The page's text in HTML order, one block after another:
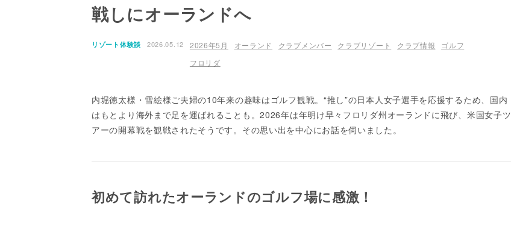
戦しにオーランドへ
リゾート体験談 2026.05.12 2026年5月 オーランド クラブメンバー クラブリゾート クラブ情報
ゴルフ
フロリダ
内堀徳太様・雪絵様ご夫婦の10年来の趣味はゴルフ観戦。“推し”の日本人女子選手を応援するため、国内
はもとより海外まで足を運ばれることも。2026年は年明け早々フロリダ州オーランドに飛び、米国女子ツ
アーの開幕戦を観戦されたそうです。その思い出を中心にお話を伺いました。
初めて訪れたオーランドのゴルフ場に感激！